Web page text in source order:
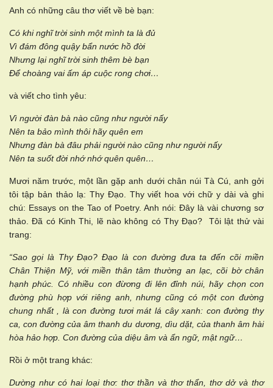
Anh có những câu thơ viết về bè bạn:
Có khi nghĩ trời sinh một mình ta là đủ
Vì đám đông quậy bẩn nước hồ đời
Nhưng lại nghĩ trời sinh thêm bè bạn
Để choàng vai ấm áp cuộc rong chơi…
và viết cho tình yêu:
Vì người đàn bà nào cũng như người nấy
Nên ta bảo mình thôi hãy quên em
Nhưng đàn bà đâu phải người nào cũng như người nấy
Nên ta suốt đời nhớ nhớ quên quên…
Mươi năm trước, một lần gặp anh dưới chân núi Tà Cú, anh gởi
tôi tập bản thảo lạ: Thy Đạo. Thy viết hoa với chữ y dài và ghi
chú: Essays on the Tao of Poetry. Anh nói: Đây là vài chương sơ
thảo. Đã có Kinh Thi, lẽ nào không có Thy Đạo? Tôi lật thử vài
trang:
“Sao gọi là Thy Đạo? Đạo là con đường đưa ta đến cõi miền
Chân Thiện Mỹ, với miền thân tâm thường an lạc, cõi bờ chân
hạnh phúc. Có nhiều con đừơng đi lên đỉnh núi, hãy chọn con
đường phù hợp với riêng anh, nhưng cũng có một con đường
chung nhất , là con đường tươi mát lá cây xanh: con đường thy
ca, con đường của âm thanh du dương, dìu dặt, của thanh âm hài
hòa hảo hợp. Con đường của diệu âm và ẩn ngữ, mật ngữ…
Rồi ở một trang khác:
Dường như có hai loại thơ: thơ thần và thơ thẩn, thơ dở và thơ